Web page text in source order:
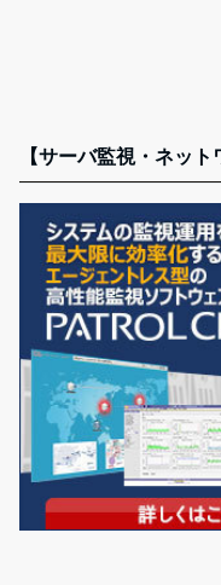
【サーバ監視・ネッ